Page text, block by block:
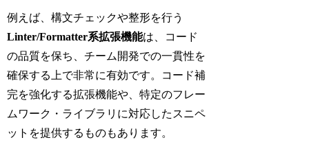
例えば、構文チェックや整形を行う
Linter/Formatter系拡張機能は、コード
の品質を保ち、チーム開発での一貫性を
確保する上で非常に有効です。コード補
完を強化する拡張機能や、特定のフレー
ムワーク・ライブラリに対応したスニペ
ットを提供するものもあります。